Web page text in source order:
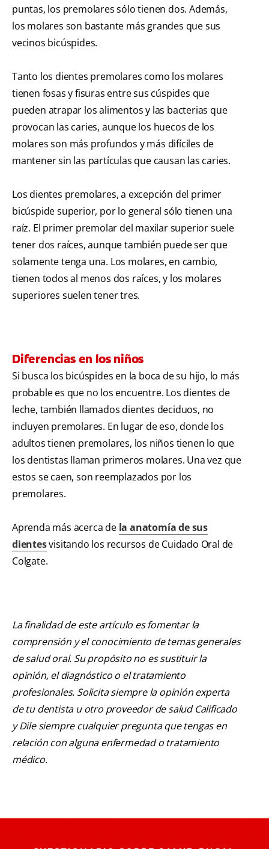
puntas, los premolares sólo tienen dos. Además,
los molares son bastante más grandes que sus
vecinos bicúspides.
Tanto los dientes premolares como los molares
tienen fosas y fisuras entre sus cúspides que
pueden atrapar los alimentos y las bacterias que
provocan las caries, aunque los huecos de los
molares son más profundos y más difíciles de
mantener sin las partículas que causan las caries.
Los dientes premolares, a excepción del primer
bicúspide superior, por lo general sólo tienen una
raíz. El primer premolar del maxilar superior suele
tener dos raíces, aunque también puede ser que
solamente tenga una. Los molares, en cambio,
tienen todos al menos dos raíces, y los molares
superiores suelen tener tres.
Diferencias en los niños
Si busca los bicúspides en la boca de su hijo, lo más
probable es que no los encuentre. Los dientes de
leche, también llamados dientes deciduos, no
incluyen premolares. En lugar de eso, donde los
adultos tienen premolares, los niños tienen lo que
los dentistas llaman primeros molares. Una vez que
estos se caen, son reemplazados por los
premolares.
Aprenda más acerca de la anatomía de sus
dientesvisitando los recursos de Cuidado Oral de
Colgate.
La finalidad de este artículo es fomentar la
comprensión y el conocimiento de temas generales
de salud oral. Su propósito no es sustituir la
opinión, el diagnóstico o el tratamiento
profesionales. Solicita siempre la opinión experta
de tu dentista u otro proveedor de salud Calificado
y Dile siempre cualquier pregunta que tengas en
relación con alguna enfermedad o tratamiento
médico.